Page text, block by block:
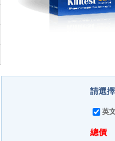
請選
英
總價